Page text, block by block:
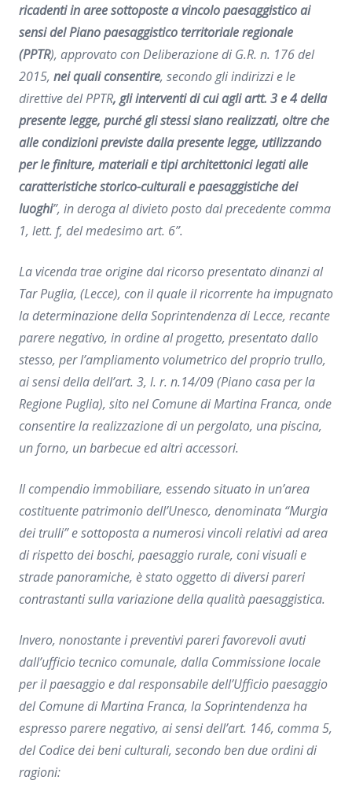
ricadenti in aree sottoposte a vincolo paesaggistico ai
sensi del Piano paesaggistico territoriale regionale
(PPTR), approvato con Deliberazione di G.R. n. 176 del
2015, nei quali consentire, secondo gli indirizzi e le
direttive del PPTR, gli interventi di cui agli artt. 3 e 4 della
presente legge, purché gli stessi siano realizzati, oltre che
alle condizioni previste dalla presente legge, utilizzando
per le finiture, materiali e tipi architettonici legati alle
caratteristiche storico-culturali e paesaggistiche dei
luoghi”, in deroga al divieto posto dal precedente comma
1, lett. f, del medesimo art. 6”.
La vicenda trae origine dal ricorso presentato dinanzi al
Tar Puglia, (Lecce), con il quale il ricorrente ha impugnato
la determinazione della Soprintendenza di Lecce, recante
parere negativo, in ordine al progetto, presentato dallo
stesso, per l’ampliamento volumetrico del proprio trullo,
ai sensi della dell’art. 3, l. r. n.14/09 (Piano casa per la
Regione Puglia), sito nel Comune di Martina Franca, onde
consentire la realizzazione di un pergolato, una piscina,
un forno, un barbecue ed altri accessori.
Il compendio immobiliare, essendo situato in un’area
costituente patrimonio dell’Unesco, denominata “Murgia
dei trulli” e sottoposta a numerosi vincoli relativi ad area
di rispetto dei boschi, paesaggio rurale, coni visuali e
strade panoramiche, è stato oggetto di diversi pareri
contrastanti sulla variazione della qualità paesaggistica.
Invero, nonostante i preventivi pareri favorevoli avuti
dall’ufficio tecnico comunale, dalla Commissione locale
per il paesaggio e dal responsabile dell’Ufficio paesaggio
del Comune di Martina Franca, la Soprintendenza ha
espresso parere negativo, ai sensi dell’art. 146, comma 5,
del Codice dei beni culturali, secondo ben due ordini di
ragioni: